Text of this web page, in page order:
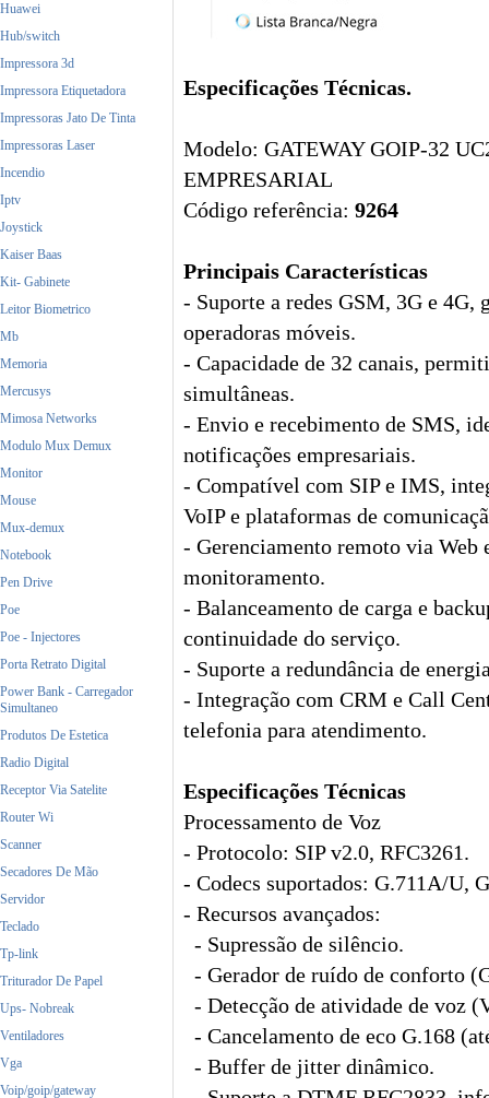
Huawei
Hub/switch
Impressora 3d
Impressora Etiquetadora
Impressoras Jato De Tinta
Impressoras Laser
Incendio
Iptv
Joystick
Kaiser Baas
Kit- Gabinete
Leitor Biometrico
Mb
Memoria
Mercusys
Mimosa Networks
Modulo Mux Demux
Monitor
Mouse
Mux-demux
Notebook
Pen Drive
Poe
Poe - Injectores
Porta Retrato Digital
Power Bank - Carregador
Simultaneo
Produtos De Estetica
Radio Digital
Receptor Via Satelite
Router Wi
Scanner
Secadores De Mão
Servidor
Teclado
Tp-link
Triturador De Papel
Ups- Nobreak
Ventiladores
Vga
Voip/goip/gateway
Especificações Técnicas.
Modelo: GATEWAY GOIP-32
EMPRESARIAL
Código referência: 9264
Principais Características
- Suporte a redes GSM, 3G e
operadoras móveis.
- Capacidade de 32 canais,
simultâneas.
- Envio e recebimento de SMS,
notificações empresariais.
- Compatível com SIP e IMS,
VoIP e plataformas de
- Gerenciamento remoto via
monitoramento.
- Balanceamento de carga e
continuidade do serviço.
- Suporte a redundância de
- Integração com CRM e Call
telefonia para atendimento.
Especificações Técnicas
Processamento de Voz
- Protocolo: SIP v2.0, RFC3261.
- Codecs suportados: G.711A/U,
- Recursos avançados:
- Supressão de silêncio.
- Gerador de ruído de conforto
- Detecção de atividade de voz
- Cancelamento de eco G.168
- Buffer de jitter dinâmico.